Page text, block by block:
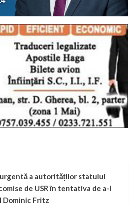
a autorităților statului
de USR în tentativa de a-l
Dominic Fritz